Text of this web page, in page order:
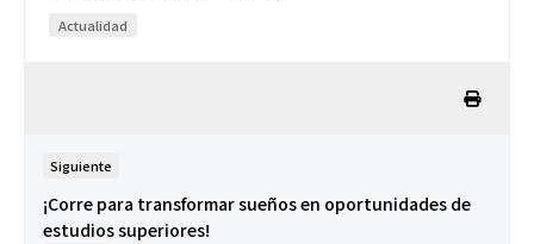
Actualidad
Siguiente
¡Corre para transformar sueños en oportunidades de
estudios superiores!